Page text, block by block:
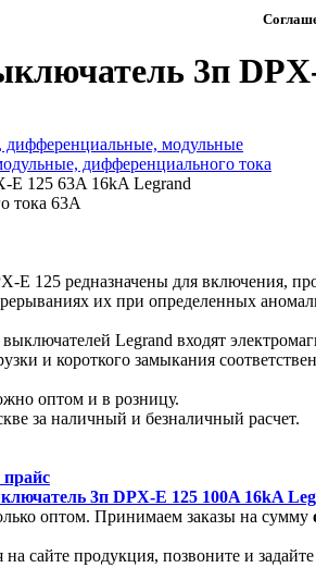
3п
дифференциальные, модульные
дифференциального тока
тока 63А
E 125 редназначены для включения,
их при определенных
Legrand входят
и короткого замыкания
оптом и в розницу.
за наличный и безналичный расчет.
3п DPX-E 125 100A 16kA
оптом. Принимаем заказы на сумму
на сайте продукция, позвоните и